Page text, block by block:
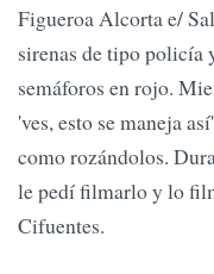
Figueroa Alcorta e/
sirenas de tipo policía
semáforos en rojo.
'ves, esto se maneja
como rozándolos.
le pedí filmarlo y lo
Cifuentes.